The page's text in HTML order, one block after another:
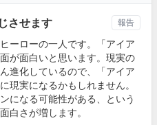
させます
ーローの一人です。「アイア
が面白いと思います。現実の
進化しているので、「アイア
現実になるかもしれません。
になる可能性がある、という
白さが増します。
報告